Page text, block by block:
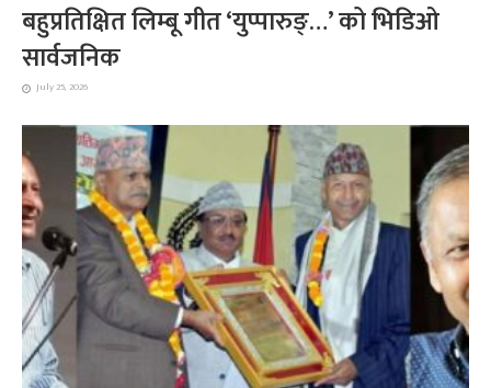
बहुप्रतिक्षित लिम्बू गीत ‘युप्पारुङ्…’ को भिडिओ
सार्वजनिक
July 25, 2026